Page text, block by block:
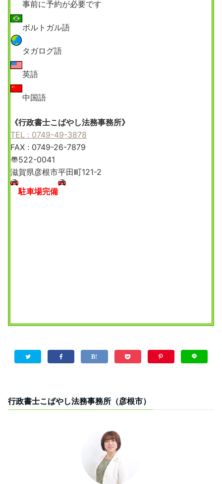
事前に予約が必要です
ポルトガル語
タガログ語
英語
中国語
《行政書士こばやし法務事務所》
TEL : 0749-49-3878
FAX : 0749-26-7879
〠522-0041
滋賀県彦根市平田町121-2
駐車場完備
行政書士こばやし法務事務所（彦根市）